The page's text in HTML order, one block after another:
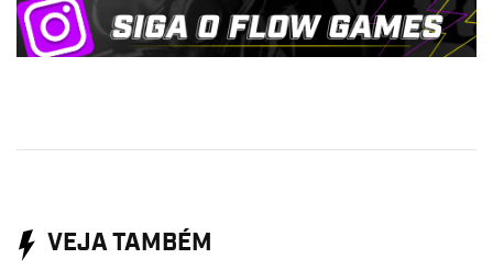
VEJA TAMBÉM